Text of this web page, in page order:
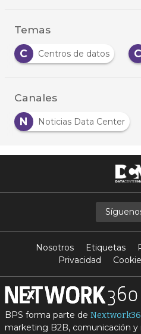
Temas
C
Centros de datos C
Canales
N
Noticias Data Center
Nosotros Etiquetas
Privacidad
Cookie
BPS forma parte de
marketing B2B, comunicación y